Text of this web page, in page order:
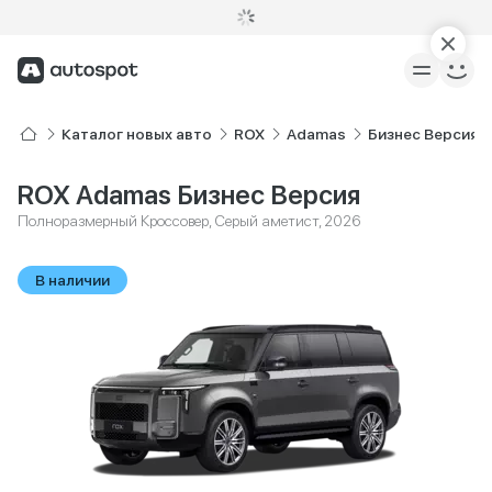
Каталог новых авто ROX Adamas Бизнес Версия
ROX Adamas Бизнес Версия
Полноразмерный Кроссовер, Серый аметист, 2026
В наличии